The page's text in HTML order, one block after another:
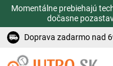
Momentálne prebiehajú
dočasne
Doprava zadarmo nad